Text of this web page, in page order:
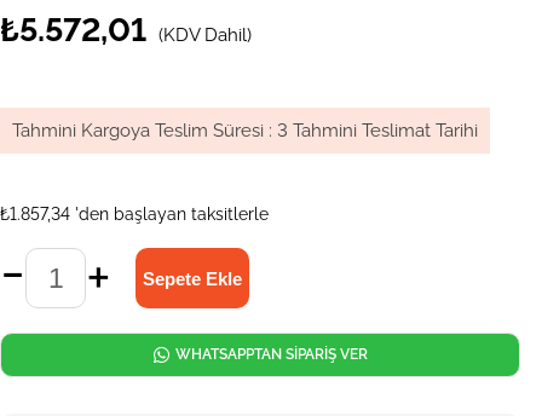
₺5.572,01 (KDV Dahil)
Tahmini Kargoya Teslim Süresi : 3 Tahmini Teslimat Tarihi
₺1.857,34 'den başlayan taksitlerle
WHATSAPPTAN SİPARİŞ VER